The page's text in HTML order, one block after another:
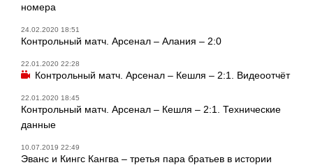
номера
24.02.2020 18:51
Контрольный матч. Арсенал – Алания – 2:0
22.01.2020 22:28
Контрольный матч. Арсенал – Кешля – 2:1. Видеоотчёт
22.01.2020 18:45
Контрольный матч. Арсенал – Кешля – 2:1. Технические
данные
10.07.2019 22:49
Эванс и Кингс Кангва – третья пара братьев в истории